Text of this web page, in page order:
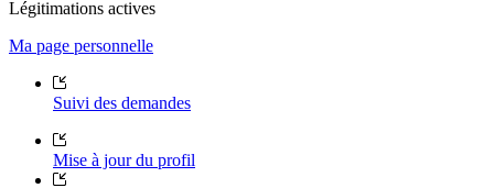
Légitimations actives
Ma page personnelle
Suivi des demandes
Mise à jour du profil